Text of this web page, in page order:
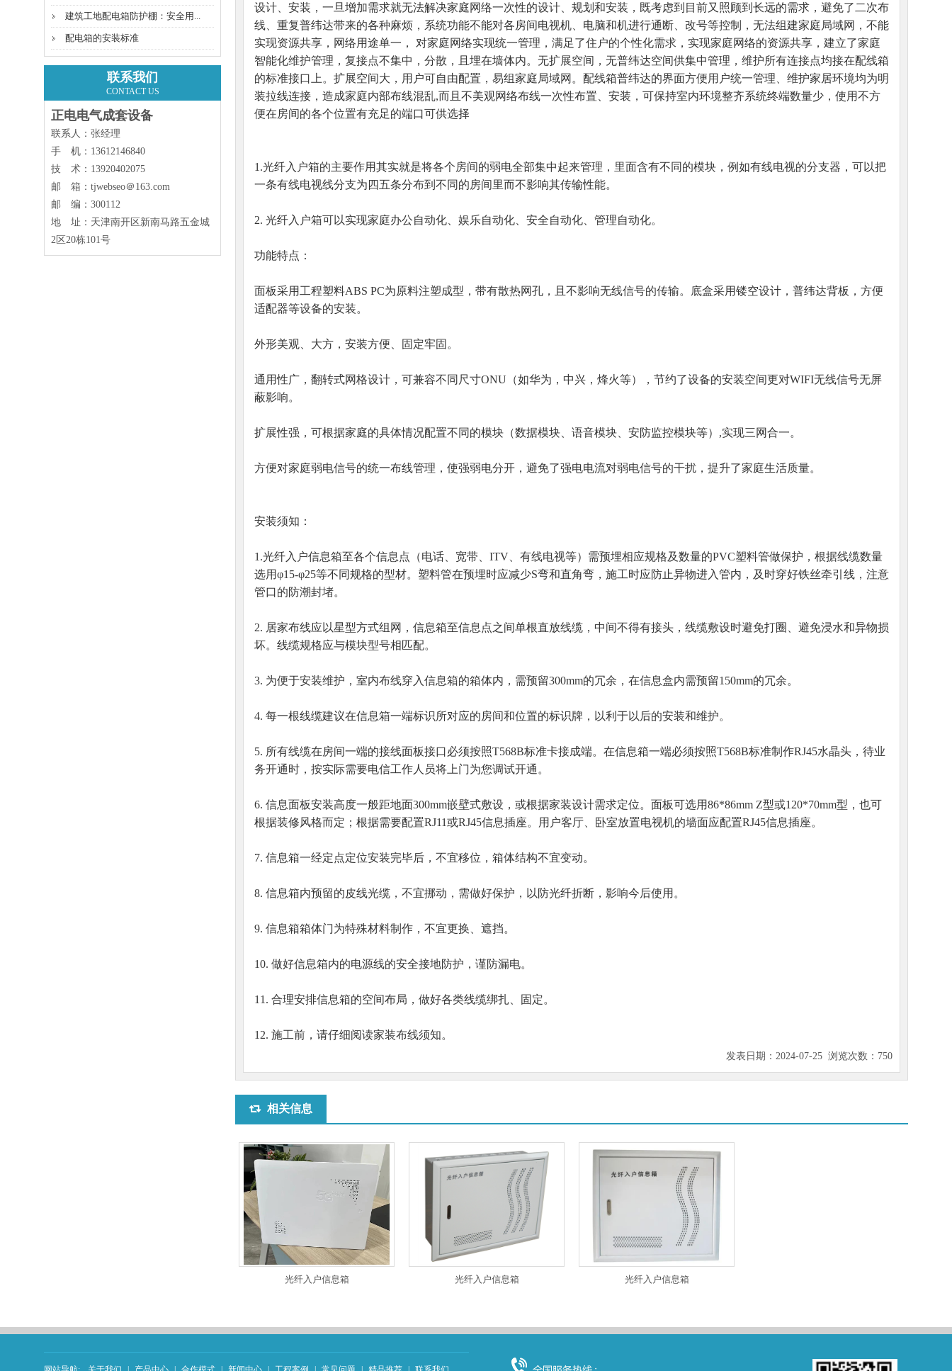
建筑工地配电箱防护棚：安全用...
配电箱的安装标准
联系我们
CONTACT US
正电电气成套设备
联系人：张经理
手 机：13612146840
技 术： 13920402075
邮 箱：tjwebseo＠163.com
邮 编：300112
地 址：天津南开区新南马路五金城
2区20栋101号
设计、安装，一旦增加需求就无法解决家庭网络一次性的设计、规划和安装，既考虑到目前又照顾到长远的需求，避免了二次布
线、重复普纬达带来的各种麻烦，系统功能不能对各房间电视机、电脑和机进行通断、改号等控制，无法组建家庭局域网，不能
实现资源共享，网络用途单一， 对家庭网络实现统一管理，满足了住户的个性化需求，实现家庭网络的资源共享，建立了家庭
智能化维护管理，复接点不集中，分散，且埋在墙体内。无扩展空间，无普纬达空间供集中管理，维护所有连接点均接在配线箱
的标准接口上。扩展空间大，用户可自由配置，易组家庭局域网。配线箱普纬达的界面方便用户统一管理、维护家居环境均为明
装拉线连接，造成家庭内部布线混乱,而且不美观网络布线一次性布置、安装，可保持室内环境整齐系统终端数量少，使用不方
便在房间的各个位置有充足的端口可供选择
1.光纤入户箱的主要作用其实就是将各个房间的弱电全部集中起来管理，里面含有不同的模块，例如有线电视的分支器，可以把
一条有线电视线分支为四五条分布到不同的房间里而不影响其传输性能。
2. 光纤入户箱可以实现家庭办公自动化、娱乐自动化、安全自动化、管理自动化。
功能特点：
面板采用工程塑料ABS PC为原料注塑成型，带有散热网孔，且不影响无线信号的传输。底盒采用镂空设计，普纬达背板，方便
适配器等设备的安装。
外形美观、大方，安装方便、固定牢固。
通用性广，翻转式网格设计，可兼容不同尺寸ONU（如华为，中兴，烽火等），节约了设备的安装空间更对WIFI无线信号无屏
蔽影响。
扩展性强，可根据家庭的具体情况配置不同的模块（数据模块、语音模块、安防监控模块等）,实现三网合一。
方便对家庭弱电信号的统一布线管理，使强弱电分开，避免了强电电流对弱电信号的干扰，提升了家庭生活质量。
安装须知：
1.光纤入户信息箱至各个信息点（电话、宽带、ITV、有线电视等）需预埋相应规格及数量的PVC塑料管做保护，根据线缆数量
选用φ15-φ25等不同规格的型材。塑料管在预埋时应减少S弯和直角弯，施工时应防止异物进入管内，及时穿好铁丝牵引线，注意
管口的防潮封堵。
2. 居家布线应以星型方式组网，信息箱至信息点之间单根直放线缆，中间不得有接头，线缆敷设时避免打圈、避免浸水和异物损
坏。线缆规格应与模块型号相匹配。
3. 为便于安装维护，室内布线穿入信息箱的箱体内，需预留300mm的冗余，在信息盒内需预留150mm的冗余。
4. 每一根线缆建议在信息箱一端标识所对应的房间和位置的标识牌，以利于以后的安装和维护。
5. 所有线缆在房间一端的接线面板接口必须按照T568B标准卡接成端。在信息箱一端必须按照T568B标准制作RJ45水晶头，待业
务开通时，按实际需要电信工作人员将上门为您调试开通。
6. 信息面板安装高度一般距地面300mm嵌壁式敷设，或根据家装设计需求定位。面板可选用86*86mm Z型或120*70mm型，也可
根据装修风格而定；根据需要配置RJ11或RJ45信息插座。用户客厅、卧室放置电视机的墙面应配置RJ45信息插座。
7. 信息箱一经定点定位安装完毕后，不宜移位，箱体结构不宜变动。
8. 信息箱内预留的皮线光缆，不宜挪动，需做好保护，以防光纤折断，影响今后使用。
9. 信息箱箱体门为特殊材料制作，不宜更换、遮挡。
10. 做好信息箱内的电源线的安全接地防护，谨防漏电。
11. 合理安排信息箱的空间布局，做好各类线缆绑扎、固定。
12. 施工前，请仔细阅读家装布线须知。
发表日期：2024-07-25 浏览次数：750
相关信息
光纤入户信息箱 光纤入户信息箱 光纤入户信息箱